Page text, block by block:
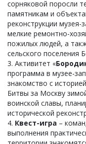
сорняковой поросли
памятникам и
реконструкции музея-
мелкие ремонтно-
пожилых людей, а
сельского поселения
3. Активитет «
программа в музее-
знакомство с
Битвы за Москву
воинской славы,
исторической
4. Квест-игра –
выполнения